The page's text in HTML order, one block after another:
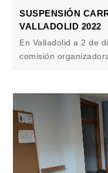
SUSPENSIÓN
VALLADOLID 2022
En Valladolid a 2 de
comisión